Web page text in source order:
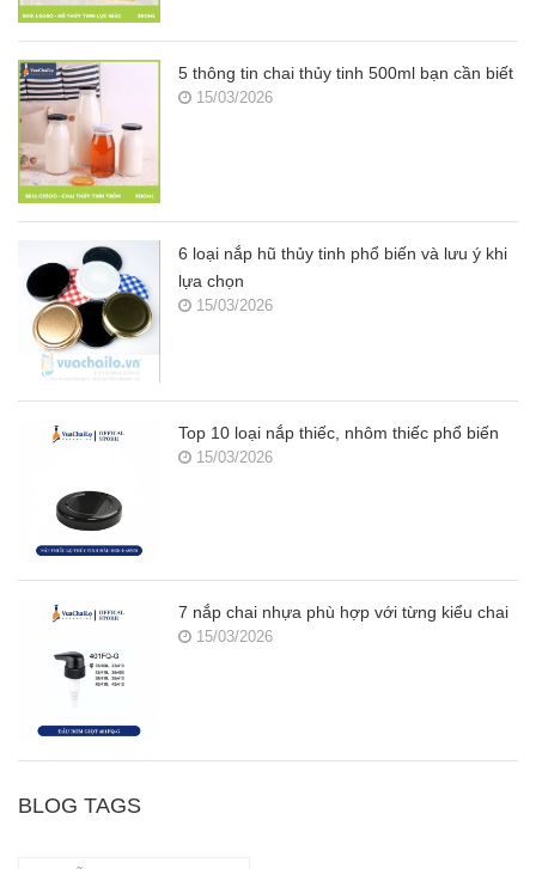
5 thông tin chai thủy tinh 500ml bạn cần biết
15/03/2026
6 loại nắp hũ thủy tinh phổ biến và lưu ý khi
lựa chọn
15/03/2026
Top 10 loại nắp thiếc, nhôm thiếc phổ biến
15/03/2026
7 nắp chai nhựa phù hợp với từng kiểu chai
15/03/2026
BLOG TAGS